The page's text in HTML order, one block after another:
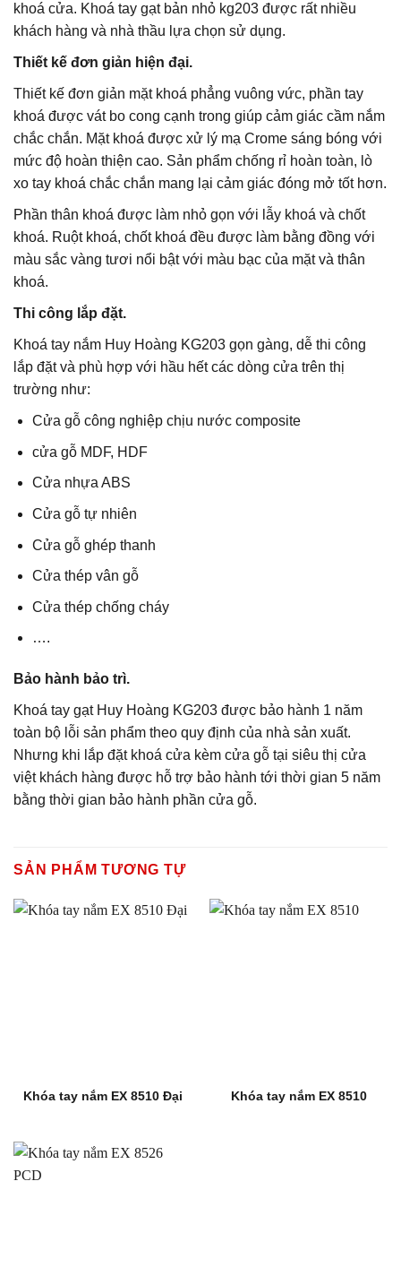
khoá cửa. Khoá tay gạt bản nhỏ kg203 được rất nhiều
khách hàng và nhà thầu lựa chọn sử dụng.
Thiết kế đơn giản hiện đại.
Thiết kế đơn giản mặt khoá phẳng vuông vức, phần tay
khoá được vát bo cong cạnh trong giúp cảm giác cầm nắm
chắc chắn. Mặt khoá được xử lý mạ Crome sáng bóng với
mức độ hoàn thiện cao. Sản phẩm chống rỉ hoàn toàn, lò
xo tay khoá chắc chắn mang lại cảm giác đóng mở tốt hơn.
Phần thân khoá được làm nhỏ gọn với lẫy khoá và chốt
khoá. Ruột khoá, chốt khoá đều được làm bằng đồng với
màu sắc vàng tươi nổi bật với màu bạc của mặt và thân
khoá.
Thi công lắp đặt.
Khoá tay nắm Huy Hoàng KG203 gọn gàng, dễ thi công
lắp đặt và phù hợp với hầu hết các dòng cửa trên thị
trường như:
Cửa gỗ công nghiệp chịu nước composite
cửa gỗ MDF, HDF
Cửa nhựa ABS
Cửa gỗ tự nhiên
Cửa gỗ ghép thanh
Cửa thép vân gỗ
Cửa thép chống cháy
….
Bảo hành bảo trì.
Khoá tay gạt Huy Hoàng KG203 được bảo hành 1 năm
toàn bộ lỗi sản phẩm theo quy định của nhà sản xuất.
Nhưng khi lắp đặt khoá cửa kèm cửa gỗ tại siêu thị cửa
việt khách hàng được hỗ trợ bảo hành tới thời gian 5 năm
bằng thời gian bảo hành phần cửa gỗ.
SẢN PHẨM TƯƠNG TỰ
Khóa tay nắm EX 8510 Đại Khóa tay nắm EX 8510